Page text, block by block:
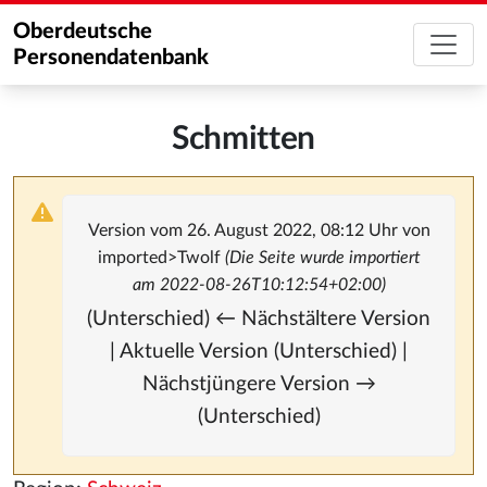
Oberdeutsche
Personendatenbank
Schmitten
Version vom 26. August 2022, 08:12 Uhr von
imported>Twolf (Die Seite wurde importiert
am 2022-08-26T10:12:54+02:00)
(Unterschied) ← Nächstältere Version
| Aktuelle Version (Unterschied) |
Nächstjüngere Version →
(Unterschied)